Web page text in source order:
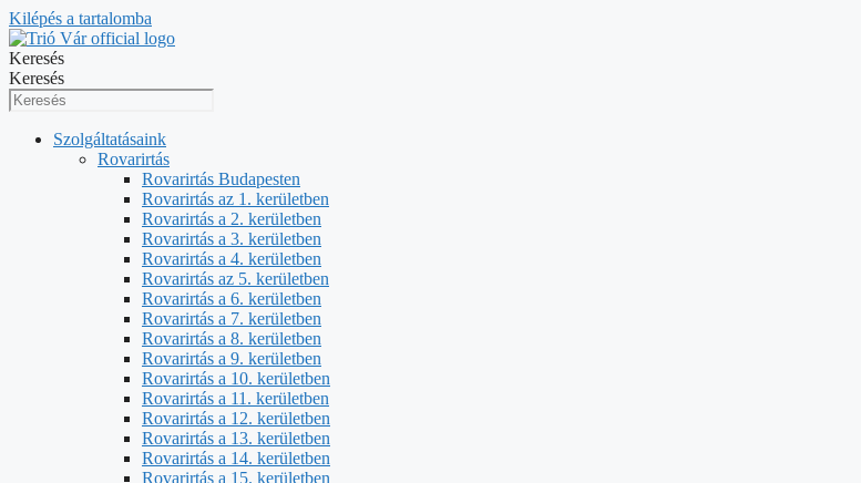
Kilépés a tartalomba
Keresés
Keresés
Szolgáltatásaink
Rovarirtás
Rovarirtás Budapesten
Rovarirtás az 1. kerületben
Rovarirtás a 2. kerületben
Rovarirtás a 3. kerületben
Rovarirtás a 4. kerületben
Rovarirtás az 5. kerületben
Rovarirtás a 6. kerületben
Rovarirtás a 7. kerületben
Rovarirtás a 8. kerületben
Rovarirtás a 9. kerületben
Rovarirtás a 10. kerületben
Rovarirtás a 11. kerületben
Rovarirtás a 12. kerületben
Rovarirtás a 13. kerületben
Rovarirtás a 14. kerületben
Rovarirtás a 15. kerületben